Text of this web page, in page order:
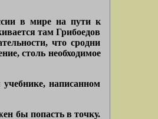
в мире на пути к
там Грибоедов
что сродни
столь необходимое
написанном
бы попасть в точку.